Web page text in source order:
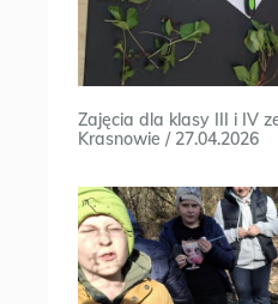
Zajęcia dla klasy III i IV
Krasnowie / 27.04.2026